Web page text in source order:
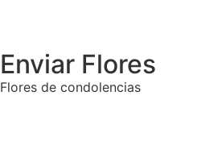
Enviar Flores
Flores de condolencias